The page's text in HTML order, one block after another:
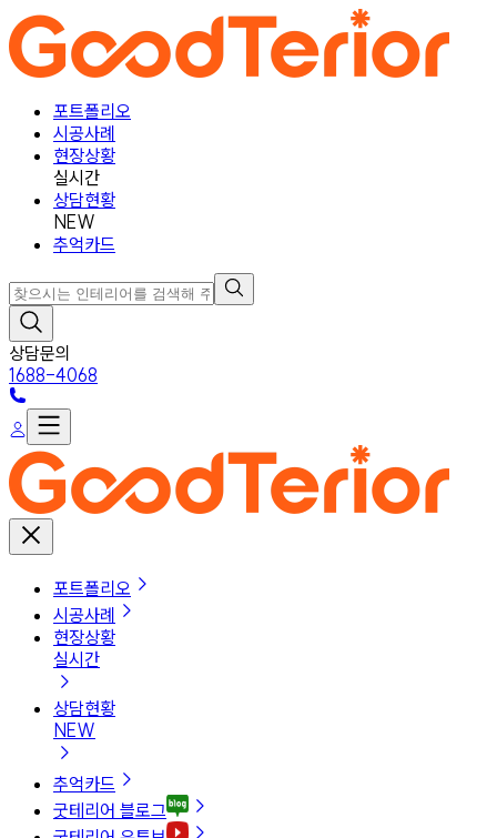
포트폴리오
시공사례
현장상황
실시간
상담현황
NEW
추억카드
상담문의
1688-4068
포트폴리오
시공사례
현장상황
실시간
상담현황
NEW
추억카드
굿테리어 블로그